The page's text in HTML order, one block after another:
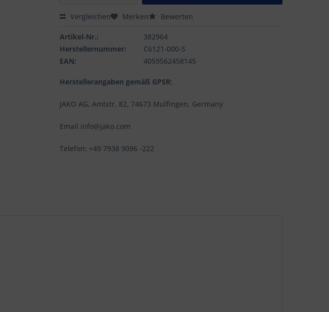
Vergleichen Merken Bewerten
Artikel-Nr.:
382964
Herstellernummer:
C6121-000-S
EAN:
4059562458145
Herstellerangaben gemäß GPSR:
JAKO AG, Amtstr. 82, 74673 Mulfingen, Germany
Email info@jako.com
Telefon: +49 7938 9096 -222